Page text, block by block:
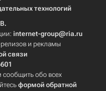
технологий
internet-group@ria.ru
и рекламы
связи
сообщить обо всех
формой обратной